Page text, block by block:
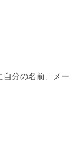
自分の名前、メー